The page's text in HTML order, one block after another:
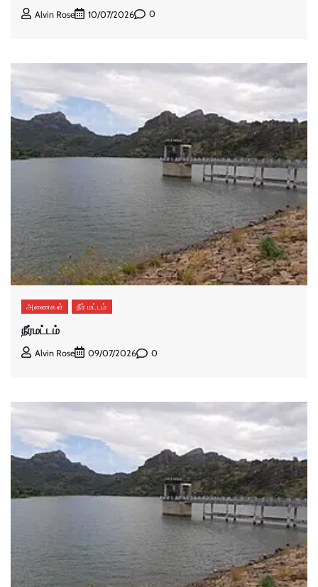
Alvin Rose 10/07/2026 0
அணைகள் நீர் மட்டம்
நீர்மட்டம்
Alvin Rose 09/07/2026 0